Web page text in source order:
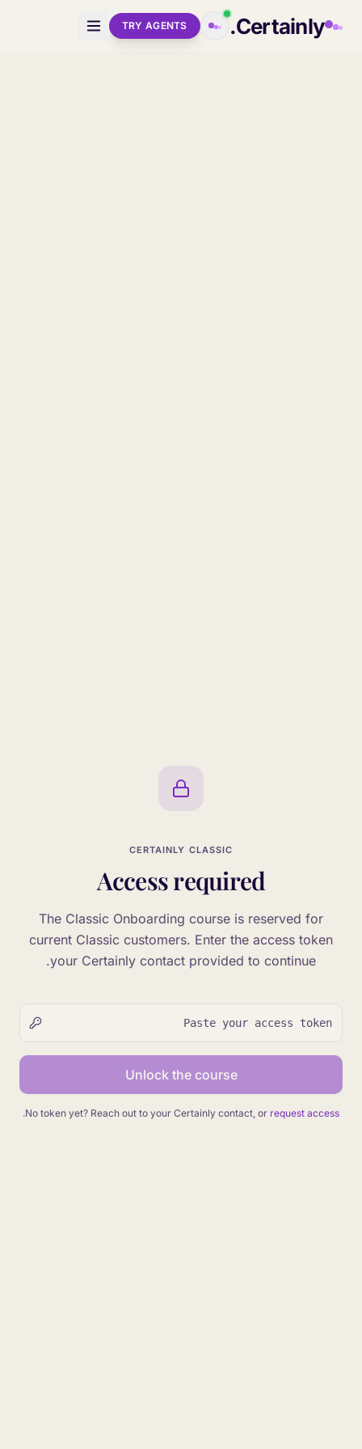
Certainly.
TRY AGENTS
CERTAINLY CLASSIC
Access required
The Classic Onboarding course is reserved for
current Classic customers. Enter the access token
your Certainly contact provided to continue.
Unlock the course
No token yet? Reach out to your Certainly contact, or request access
.